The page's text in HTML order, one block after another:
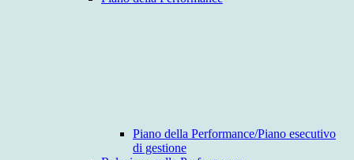
Piano della Performance/Piano esecutivo
di gestione